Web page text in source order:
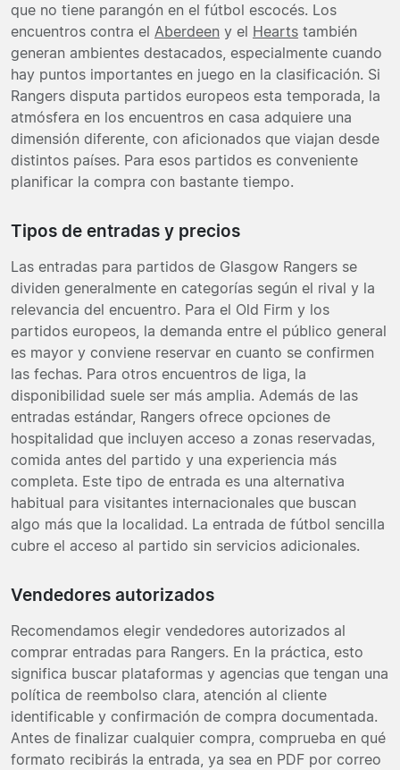
que no tiene parangón en el fútbol escocés. Los
encuentros contra el Aberdeen y el Hearts también
generan ambientes destacados, especialmente cuando
hay puntos importantes en juego en la clasificación. Si
Rangers disputa partidos europeos esta temporada, la
atmósfera en los encuentros en casa adquiere una
dimensión diferente, con aficionados que viajan desde
distintos países. Para esos partidos es conveniente
planificar la compra con bastante tiempo.
Tipos de entradas y precios
Las entradas para partidos de Glasgow Rangers se
dividen generalmente en categorías según el rival y la
relevancia del encuentro. Para el Old Firm y los
partidos europeos, la demanda entre el público general
es mayor y conviene reservar en cuanto se confirmen
las fechas. Para otros encuentros de liga, la
disponibilidad suele ser más amplia. Además de las
entradas estándar, Rangers ofrece opciones de
hospitalidad que incluyen acceso a zonas reservadas,
comida antes del partido y una experiencia más
completa. Este tipo de entrada es una alternativa
habitual para visitantes internacionales que buscan
algo más que la localidad. La entrada de fútbol sencilla
cubre el acceso al partido sin servicios adicionales.
Vendedores autorizados
Recomendamos elegir vendedores autorizados al
comprar entradas para Rangers. En la práctica, esto
significa buscar plataformas y agencias que tengan una
política de reembolso clara, atención al cliente
identificable y confirmación de compra documentada.
Antes de finalizar cualquier compra, comprueba en qué
formato recibirás la entrada, ya sea en PDF por correo